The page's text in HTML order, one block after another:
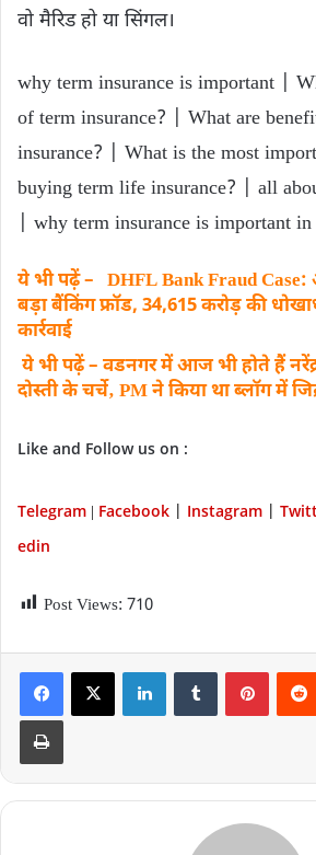
वो मैरिड हो या सिंगल।
why term insurance is important |
of term insurance? | What are
insurance? | What is the most
buying term life insurance? | all
| why term insurance is important
ये भी पढ़ें – DHFL Bank Fraud
बड़ा बैंकिंग फ्रॉड, 34,615 करोड़ की
कार्रवाई
ये भी पढ़ें – वडनगर में आज भी होते हैं
दोस्ती के चर्चे‚ PM ने किया था ब्लॉग में
Like and Follow us on :
Telegram | Facebook Instagram
edin
Post Views: 710